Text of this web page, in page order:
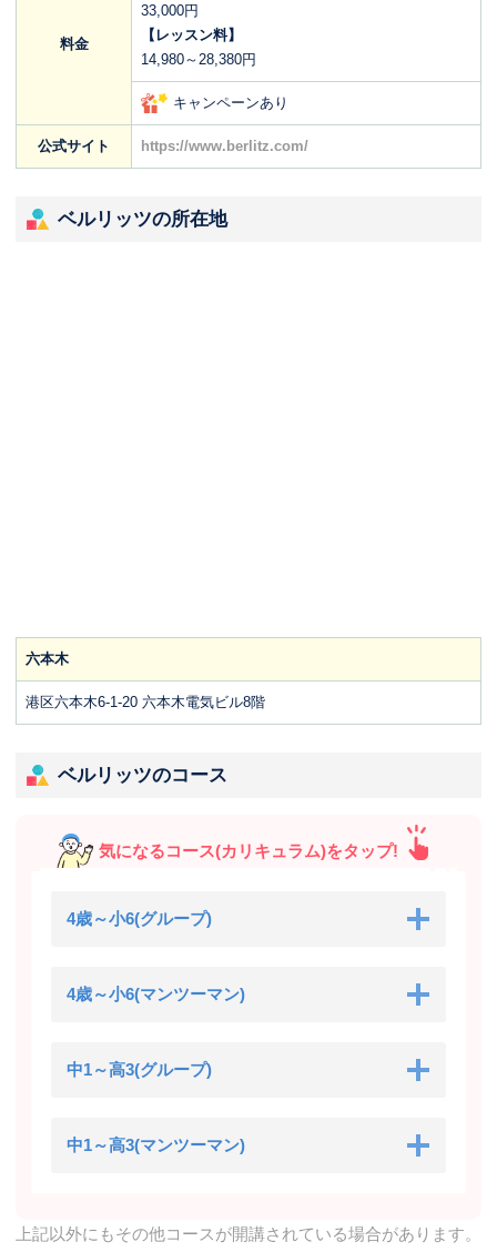
料金
33,000円
【レッスン料】
14,980～28,380円
キャンペーンあり
公式サイト https://www.berlitz.com/
ベルリッツの所在地
六本木
港区六本木6-1-20 六本木電気ビル8階
ベルリッツのコース
気になるコース(カリキュラム)をタップ!
4歳～小6(グループ)
4歳～小6(マンツーマン)
中1～高3(グループ)
中1～高3(マンツーマン)
上記以外にもその他コースが開講されている場合があります。